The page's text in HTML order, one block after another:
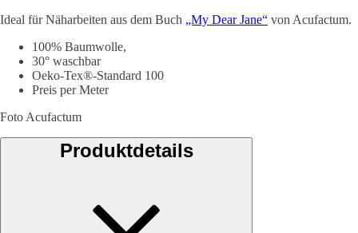
Ideal für Näharbeiten aus dem Buch „My Dear Jane“ von Acufactum.
100% Baumwolle,
30° waschbar
Oeko-Tex®-Standard 100
Preis per Meter
Foto Acufactum
Produktdetails